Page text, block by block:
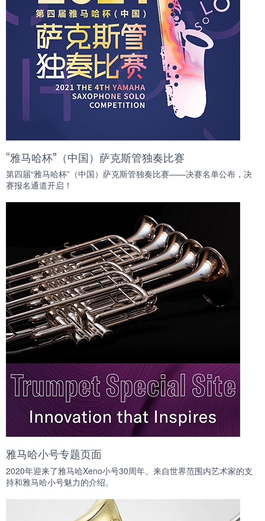
“雅马哈杯”（中国）萨克斯管独奏比赛
第四届“雅马哈杯”（中国）萨克斯管独奏比赛——决赛名单公布，决
赛报名通道开启！
雅马哈小号专题页面
2020年迎来了雅马哈Xeno小号30周年。来自世界范围内艺术家的支
持和雅马哈小号魅力的介绍。